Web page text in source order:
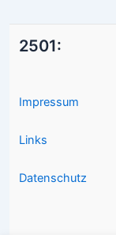
2501:
Impressum
Links
Datenschutz